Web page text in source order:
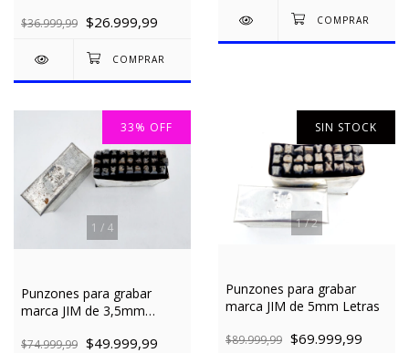
$36.999,99 $26.999,99
1 / 4
33% OFF
Punzones para grabar
marca JIM de 3,5mm
$74.999,99 $49.999,99
1/2
SIN STOCK
Punzones para grabar
marca JIM de 5mm Letras
$89.999,99 $69.999,99